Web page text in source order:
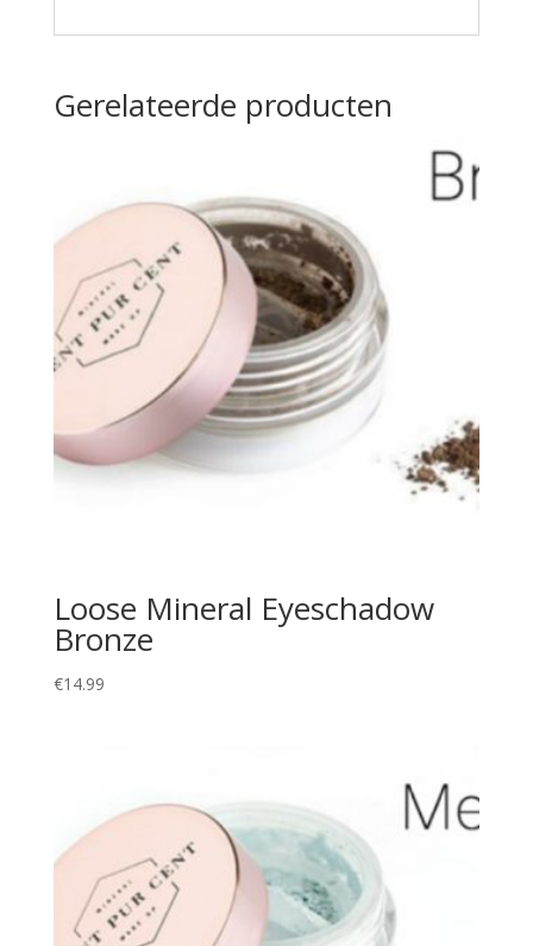
Gerelateerde producten
Loose Mineral Eyeschadow
Bronze
€14.99